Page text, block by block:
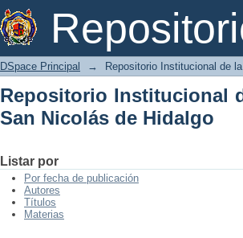
Repositorio Institucional
DSpace Principal → Repositorio Institucional de
Repositorio Institucional
San Nicolás de Hidalgo
Listar por
Por fecha de publicación
Autores
Títulos
Materias